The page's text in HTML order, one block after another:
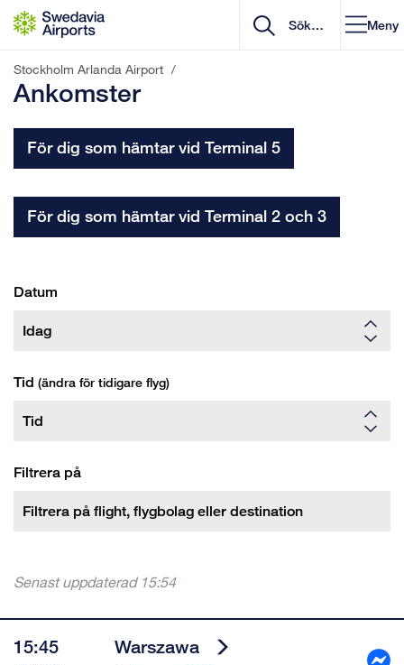
Gå till innehåll
Meny
Stockholm Arlanda Airport /
Ankomster
För dig som hämtar vid Terminal 5
För dig som hämtar vid Terminal 2 och 3
Datum
Tid (ändra för tidigare flyg)
Filtrera på
Senast uppdaterad 15:54
15:45 Warszawa